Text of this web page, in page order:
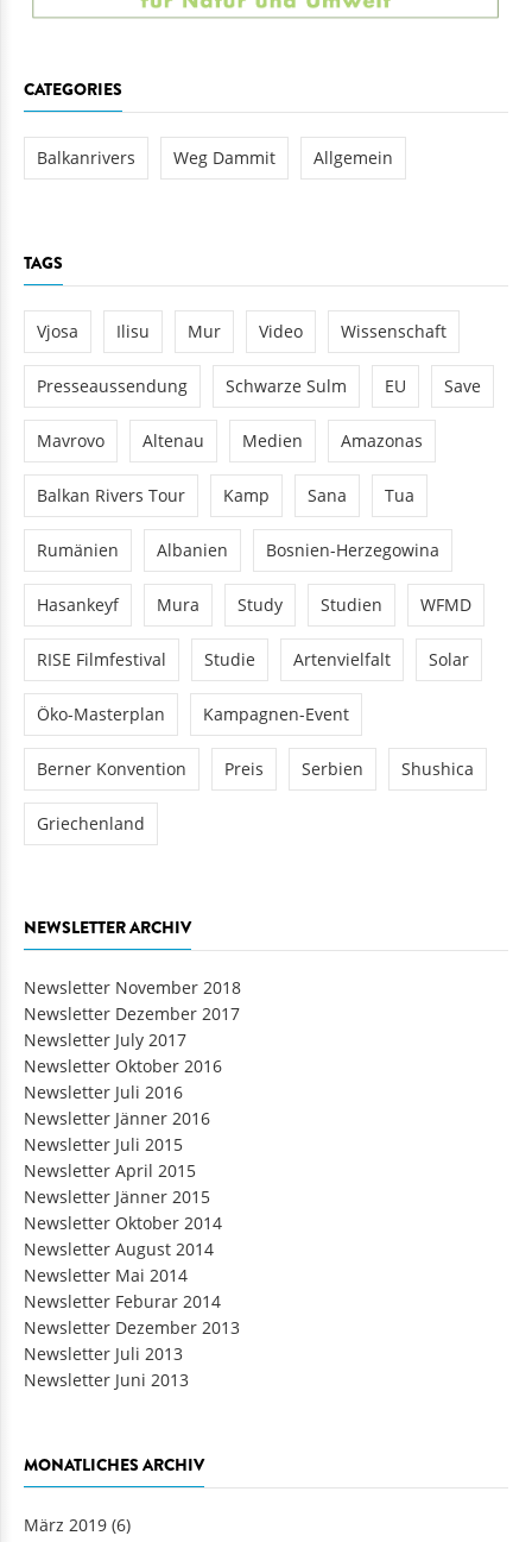
CATEGORIES
Balkanrivers Weg Dammit Allgemein
TAGS
Vjosa Ilisu Mur Video Wissenschaft
Presseaussendung Schwarze Sulm EU Save
Mavrovo Altenau Medien Amazonas
Balkan Rivers Tour Kamp Sana Tua
Rumänien Albanien Bosnien-Herzegowina
Hasankeyf Mura Study Studien WFMD
RISE Filmfestival Studie Artenvielfalt Solar
Öko-Masterplan Kampagnen-Event
Berner Konvention Preis Serbien Shushica
Griechenland
NEWSLETTER ARCHIV
Newsletter November 2018
Newsletter Dezember 2017
Newsletter July 2017
Newsletter Oktober 2016
Newsletter Juli 2016
Newsletter Jänner 2016
Newsletter Juli 2015
Newsletter April 2015
Newsletter Jänner 2015
Newsletter Oktober 2014
Newsletter August 2014
Newsletter Mai 2014
Newsletter Feburar 2014
Newsletter Dezember 2013
Newsletter Juli 2013
Newsletter Juni 2013
MONATLICHES ARCHIV
März 2019 (6)